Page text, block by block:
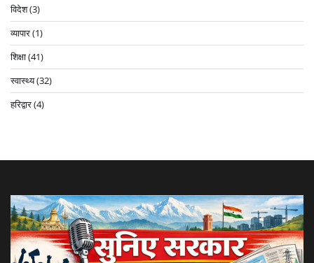
विदेश(3)
व्यापार(1)
शिक्षा(41)
स्वास्थ्य(32)
हरिद्वार(4)